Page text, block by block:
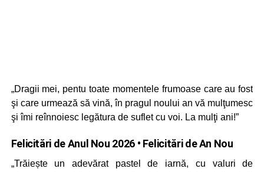
„Dragii mei, pentu toate momentele frumoase care au fost
şi care urmează să vină, în pragul noului an vă mulţumesc
şi îmi reînnoiesc legătura de suflet cu voi. La mulţi ani!”
Felicitări de Anul Nou 2026 • Felicitări de An Nou
„Trăiește un adevărat pastel de iarnă, cu valuri de